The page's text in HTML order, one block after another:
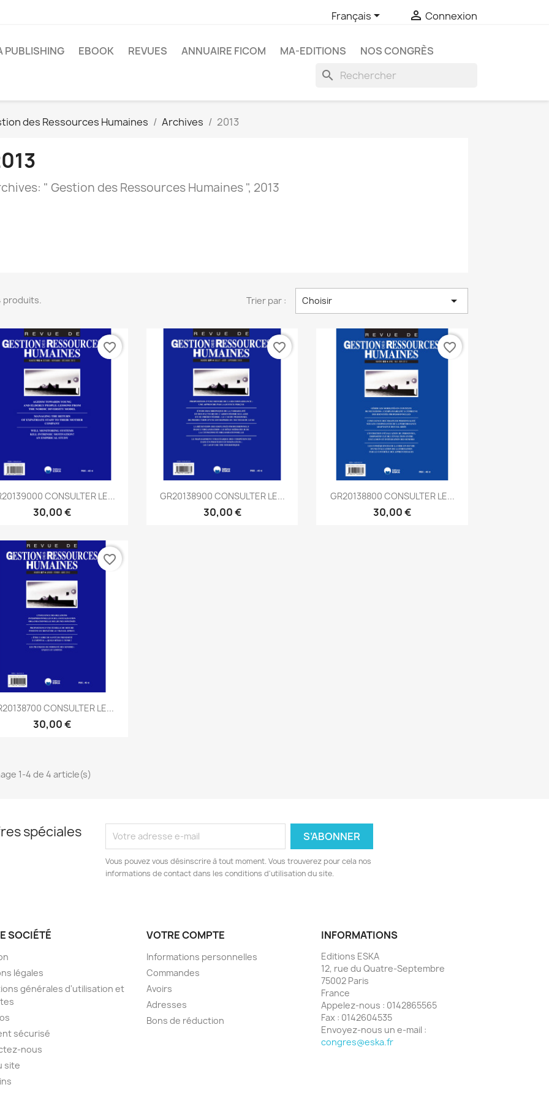
Français  Connexion
PUBLISHING EBOOK REVUES ANNUAIRE FICOM MA-EDITIONS NOS CONGRÈS
search
des Ressources Humaines Archives 2013
" Gestion des Ressources Humaines ", 2013
produits. Trier par : Choisir 
Aperçu rapide
CONSULTER LE...
30,00 €
favorite_border
Aperçu rapide
GR20138900 CONSULTER LE...
30,00 €
favorite_border
Aperçu rapide
GR20138800 CONSULTER LE...
30,00 €
favorite_border
Aperçu rapide
CONSULTER LE...
30,00 €
favorite_border
1-4 de 4 article(s)
spéciales
Vous pouvez vous désinscrire à tout moment. Vous trouverez pour cela nos
informations de contact dans les conditions d'utilisation du site.
SOCIÉTÉ
légales
générales d'utilisation et
sécurisé
nous
site
VOTRE COMPTE
Informations personnelles
Commandes
Avoirs
Adresses
Bons de réduction
INFORMATIONS
Editions ESKA
12, rue du Quatre-Septembre
75002 Paris
France
Appelez-nous : 0142865565
Fax : 0142604535
Envoyez-nous un e-mail :
congres@eska.fr